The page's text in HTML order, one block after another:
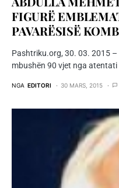
FIGURË
PAVARËSISË
Pashtriku.org, 30. 03. 2015
mbushën 90 vjet nga atentati
NGA EDITORI 30 MARS, 2015